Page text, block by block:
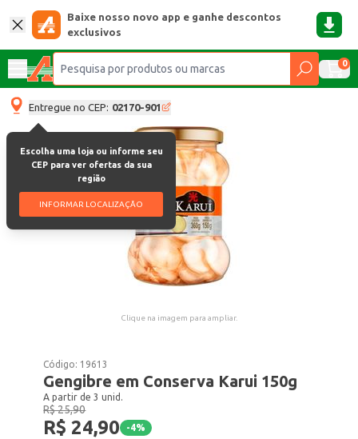
Baixe nosso novo app e ganhe descontos
exclusivos
0
Entregue no CEP: 02170-901
Escolha uma loja ou informe seu
CEP para ver ofertas da sua
região
INFORMAR LOCALIZAÇÃO
Clique na imagem para ampliar.
Código: 19613
Gengibre em Conserva Karui 150g
A partir de 3 unid.
R$ 25,90
R$ 24,90 -4%